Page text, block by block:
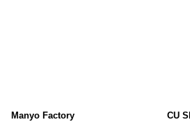
Manyo Factory CU